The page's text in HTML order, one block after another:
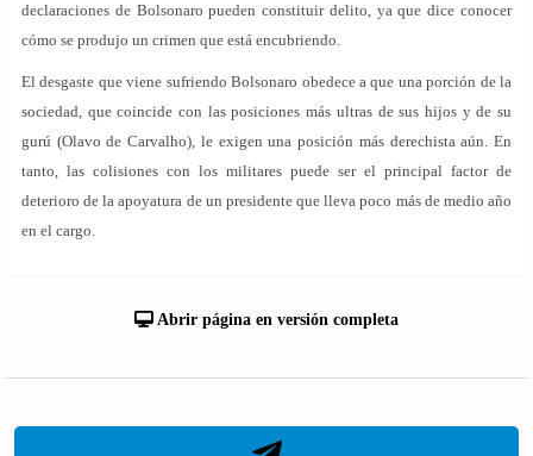
declaraciones de Bolsonaro pueden constituir delito, ya que dice conocer
cómo se produjo un crimen que está encubriendo.
El desgaste que viene sufriendo Bolsonaro obedece a que una porción de la
sociedad, que coincide con las posiciones más ultras de sus hijos y de su
gurú (Olavo de Carvalho), le exigen una posición más derechista aún. En
tanto, las colisiones con los militares puede ser el principal factor de
deterioro de la apoyatura de un presidente que lleva poco más de medio año
en el cargo.
Abrir página en versión completa